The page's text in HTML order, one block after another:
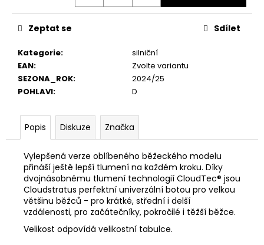
Kategorie:
silniční
EAN:
Zvolte variantu
SEZONA_ROK:
2024/25
POHLAVI: D
Zeptat se Sdílet
Popis Diskuze Značka
Vylepšená verze oblíbeného běžeckého modelu
přináší ještě lepší tlumení na každém kroku. Díky
dvojnásobnému tlumení technologií CloudTec® jsou
Cloudstratus perfektní univerzální botou pro velkou
většinu běžců - pro krátké, střední i delší
vzdálenosti, pro začátečníky, pokročilé i těžší běžce.
Velikost odpovídá velikostní tabulce.
j
e
m
e